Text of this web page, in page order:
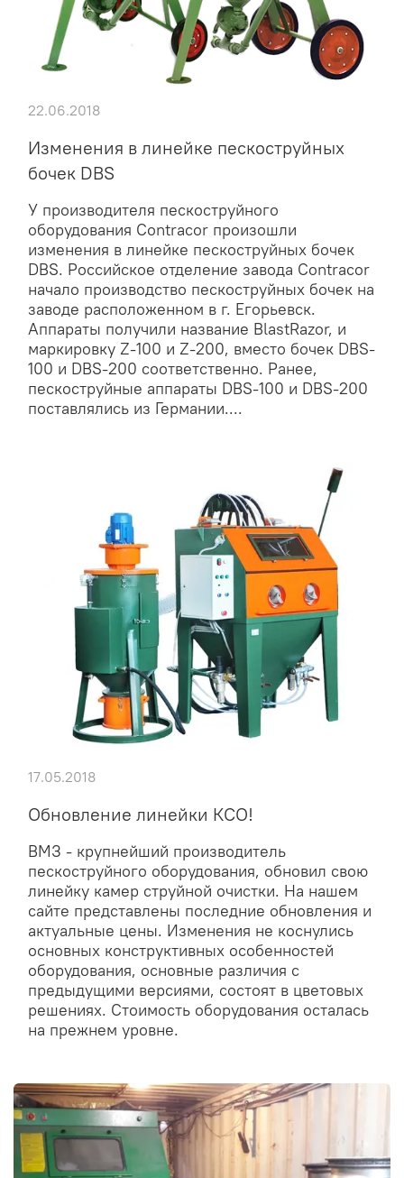
Изменения в линейке пескоструйных
бочек DBS
У производителя пескоструйного
оборудования Contracor произошли
изменения в линейке пескоструйных бочек
DBS. Российское отделение завода Contracor
начало производство пескоструйных бочек на
заводе расположенном в г. Егорьевск.
Аппараты получили название BlastRazor, и
маркировку Z-100 и Z-200, вместо бочек DBS-
100 и DBS-200 соответственно. Ранее,
пескоструйные аппараты DBS-100 и DBS-200
поставлялись из Германии....
22.06.2018
Обновление линейки КСО!
ВМЗ - крупнейший производитель
пескоструйного оборудования, обновил свою
линейку камер струйной очистки. На нашем
сайте представлены последние обновления и
актуальные цены. Изменения не коснулись
основных конструктивных особенностей
оборудования, основные различия с
предыдущими версиями, состоят в цветовых
решениях. Стоимость оборудования осталась
на прежнем уровне.
17.05.2018